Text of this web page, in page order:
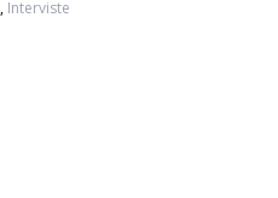
, Interviste